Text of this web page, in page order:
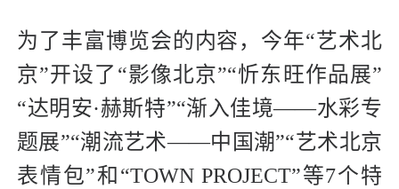
为了丰富博览会的内容，今年“艺术北
京”开设了“影像北京”“忻东旺作品展”
“达明安·赫斯特”“渐入佳境——水彩专
题展”“潮流艺术——中国潮”“艺术北京
表情包”和“TOWN PROJECT”等7个特